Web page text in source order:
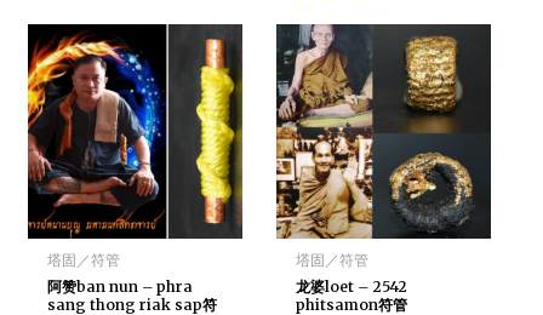
塔固／符管
阿赞ban nun – phra
sang thong riak sap符
塔固／符管
龙婆loet – 2542
phitsamon符管